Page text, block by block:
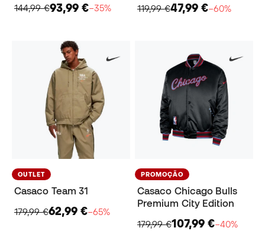
144,99 €93,99 €−35%
119,99 €47,99 €−60%
OUTLET
Casaco Team 31
179,99 €62,99 €−65%
PROMOÇÃO
Casaco Chicago Bulls
Premium City Edition
179,99 €107,99 €−40%